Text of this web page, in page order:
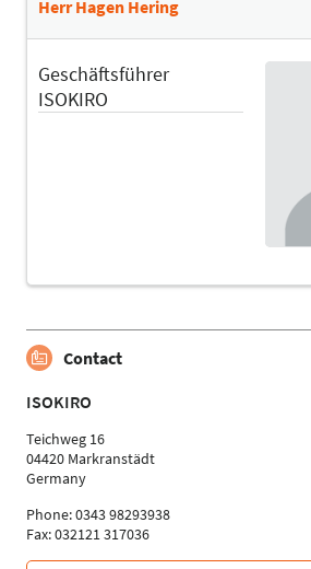
Herr Hagen Hering
Geschäftsführer
ISOKIRO
Contact
ISOKIRO
Teichweg 16
04420 Markranstädt
Germany
Phone: 0343 98293938
Fax: 032121 317036